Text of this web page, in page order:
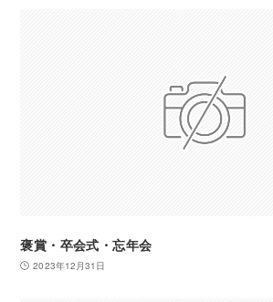
褒賞・卒会式・忘年会
2023年12月31日